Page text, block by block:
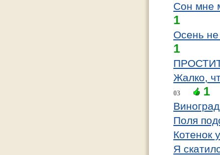
Сон мне
1
Осень
1
Жалко,
03 1
Поля
Котенок
Я